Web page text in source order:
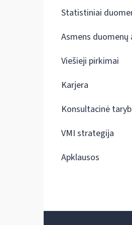
Statistiniai
Asmens duomenų
Viešieji pirkimai
Karjera
Konsultacinė
VMI strategija
Apklausos